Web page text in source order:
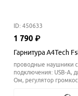
ID: 450633
1 790 ₽
Гарнитура A4Tech
проводные наушники
подключения: USB-A,
Ом, регулятор